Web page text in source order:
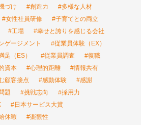
づけ #創造力
#多様な人材
#女性社員研修
#子育てとの両立
#工場
#幸せと誇りを感じる会社
ゲージメント
#従業員体験（EX）
足（ES） #従業員調査
#復職
資本 #心理的距離
#情報共有
顧客接点 #感動体験
#感謝
題 #挑戦志向
#採用力
#日本サービス大賞
休暇
#楽観性